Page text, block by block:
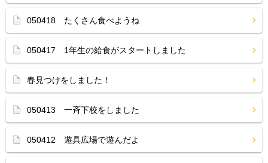
050418 たくさん食べようね
050417 1年生の給食がスタートしました
春見つけをしました！
050413 一斉下校をしました
050412 遊具広場で遊んだよ